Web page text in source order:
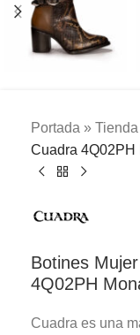
Portada » Tienda
Cuadra 4Q02PH
Botines
4Q02PH
Cuadra es una